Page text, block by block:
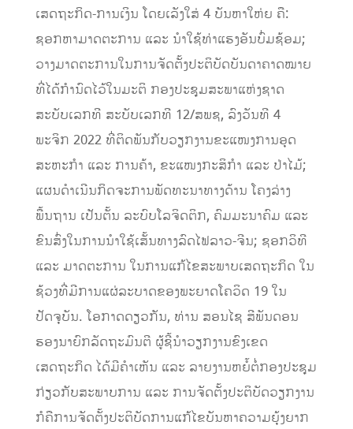
ເສດຖະກິດ-ການເງິນ ໂດຍເລັງໃສ່ 4 ບັນຫາໃຫ່ຍ ຄື:
ຊອກຫາມາດຕະການ ແລະ ນຳໃຊ້ທ່າແຮງອັນບົ່ມຊ້ອມ;
ວາງມາດຕະການໃນການຈັດຕັ້ງປະຕິບັດບັນດາຄາດໝາຍ
ທີ່ໄດ້ກຳນົດໄວ້ໃນມະຕິ ກອງປະຊຸມສະພາແຫ່ງຊາດ
ສະບັບເລກທີ ສະບັບເລກທີ 12/ສພຊ, ລົງວັນທີ 4
ພະຈິກ 2022 ທີ່ຕິດພັນກັບວຽກງານຂະແໜງການອຸດ
ສະຫະກໍາ ແລະ ການຄ້າ, ຂະແໜງກະສິກໍາ ແລະ ປ່າໄມ້;
ແຜນດໍາເນີນກິດຈະການພັດທະນາທາງດ້ານ ໂຄງລ່າງ
ພື້ນຖານ ເປັນຕັ້ນ ລະບົບໂລຈິດຕິກ, ຄົມມະນາຄົມ ແລະ
ຂົນສົ່ງໃນການນໍາໃຊ້ເສັ້ນທາງລົດໄຟລາວ-ຈີນ; ຊອກວິທີ
ແລະ ມາດຕະການ ໃນການແກ້ໄຂສະພາບເສດຖະກິດ ໃນ
ຊ້ວງທີ່ມີການແຜ່ລະບາດຂອງພະຍາດໂຄວິດ 19 ໃນ
ປັດຈຸບັນ. ໂອກາດດຽວກັນ, ທ່ານ ສອນໄຊ ສີພັນດອນ
ຮອງນາຍົກລັດຖະມົນຕີ ຜູ້ຊີ້ນໍາວຽກງານຂົງເຂດ
ເສດຖະກິດ ໄດ້ມີຄໍາເຫັນ ແລະ ລາຍງານຫຍໍ້ຕໍ່ກອງປະຊຸມ
ກ່ຽວກັບສະພາບການ ແລະ ການຈັດຕັ້ງປະຕິບັດວຽກງານ
ກໍຄືການຈັດຕັ້ງປະຕິບັດການແກ້ໄຂບັນຫາຄວາມຍຸ້ງຍາກ